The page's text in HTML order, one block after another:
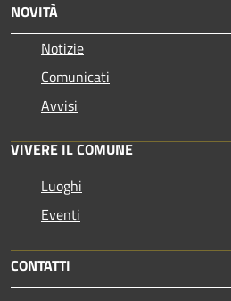
NOVITÀ
Notizie
Comunicati
Avvisi
VIVERE IL COMUNE
Luoghi
Eventi
CONTATTI